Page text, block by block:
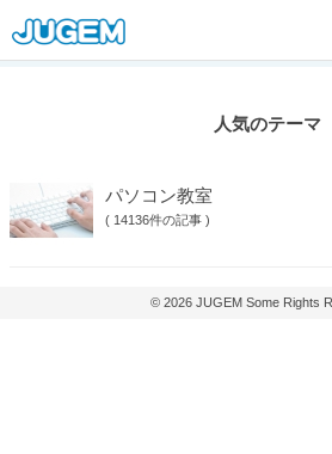
人気のテーマ
パソコン教室
( 14136件の記事 )
© 2026 JUGEM Some Rights